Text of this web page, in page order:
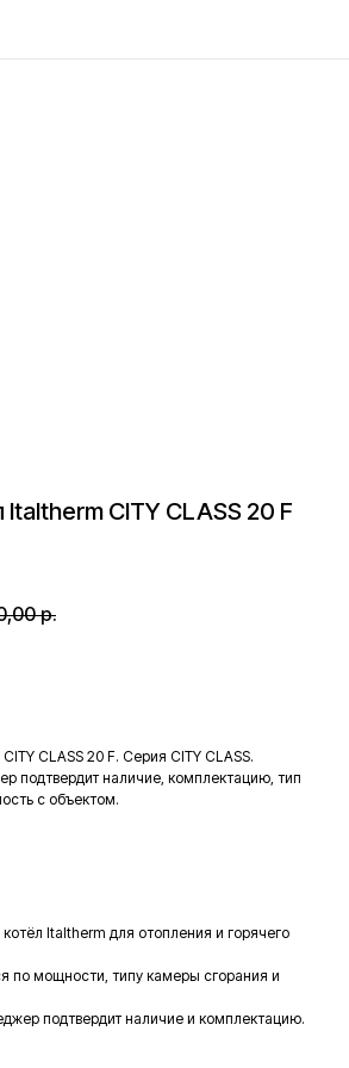
CITY CLASS 20 F
р.
CLASS 20 F. Серия CITY CLASS.
подтвердит наличие, комплектацию, тип
с объектом.
Italtherm для отопления и горячего
по мощности, типу камеры сгорания и
подтвердит наличие и комплектацию.